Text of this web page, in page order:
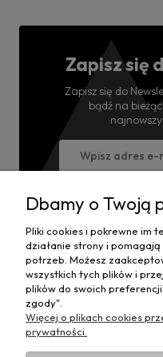
Zapisz się
Zapisz się do
bądź na
Moje konto
Płatności i dostawa
Informacje
Dbamy o Twoją
Pliki cookies i pokrewne im
działanie strony i
potrzeb. Możesz
wszystkich tych plików i
plików do swoich
zgody".
Więcej o plikach cookies
prywatności.